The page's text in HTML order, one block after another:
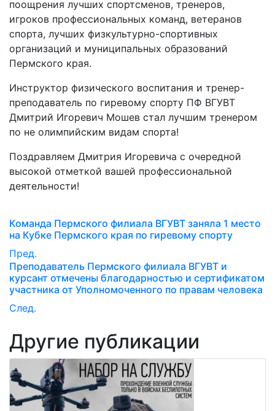
поощрения лучших спортсменов, тренеров,
игроков профессиональных команд, ветеранов
спорта, лучших физкультурно-спортивных
организаций и муниципальных образований
Пермского края.
Инструктор физического воспитания и тренер-
преподаватель по гиревому спорту ПФ ВГУВТ
Дмитрий Игоревич Мошев стал лучшим тренером
по не олимпийским видам спорта!
Поздравляем Дмитрия Игоревича с очередной
высокой отметкой вашей профессиональной
деятельности!
Команда Пермского филиала ВГУВТ заняла 1 место
на Кубке Пермского края по гиревому спорту
Пред.
Преподаватель Пермского филиала ВГУВТ и
курсант отмечены благодарностью и сертификатом
участника от Уполномоченного по правам человека
След.
Другие публикации